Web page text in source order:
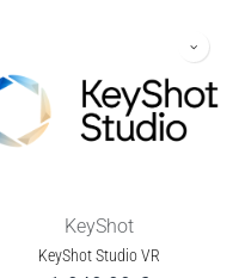
KeyShot
KeyShot Studio VR